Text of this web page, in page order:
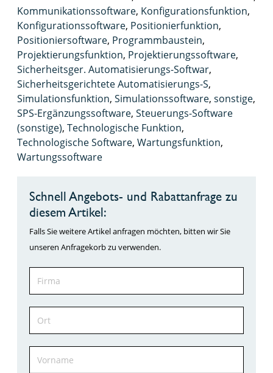
Kommunikationssoftware, Konfigurationsfunktion,
Konfigurationssoftware, Positionierfunktion,
Positioniersoftware, Programmbaustein,
Projektierungsfunktion, Projektierungssoftware,
Sicherheitsger. Automatisierungs-Softwar,
Sicherheitsgerichtete Automatisierungs-S,
Simulationsfunktion, Simulationssoftware, sonstige,
SPS-Ergänzungssoftware, Steuerungs-Software
(sonstige), Technologische Funktion,
Technologische Software, Wartungsfunktion,
Wartungssoftware
Schnell Angebots- und Rabattanfrage zu
diesem Artikel:
Falls Sie weitere Artikel anfragen möchten, bitten wir Sie
unseren Anfragekorb zu verwenden.